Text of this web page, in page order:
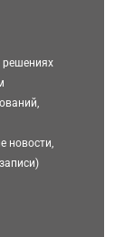
новости,